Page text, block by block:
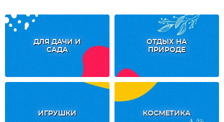
ДЛЯ ДАЧИ И
САДА
ОТДЫХ НА
ПРИРОДЕ
ИГРУШКИ КОСМЕТИКА